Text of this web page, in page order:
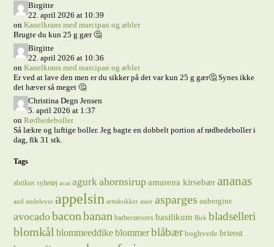
Birgitte
22. april 2026 at 10:39
onKanelkrans med marcipan og æbler
Brugte du kun 25 g gær 🤔
Birgitte
22. april 2026 at 10:36
onKanelkrans med marcipan og æbler
Er ved at lave den men er du sikker på det var kun 25 g gær🤔 Synes ikke
det hæver så meget 🤔
Christina Degn Jensen
5. april 2026 at 1:37
onRødbedeboller
Så lækre og luftige boller. Jeg bagte en dobbelt portion af rødbedeboller i
dag, fik 31 stk.
Tags
abrikos syltetøj acai agurkahornsirupamarena kirsebærananas
and andelever appelsin artiskokker asier asparges aubergine
avocadobaconbanan barbecuesovs basilikum Birk bladselleri
blomkål blommeeddikeblommerblåbær boghvede brieost